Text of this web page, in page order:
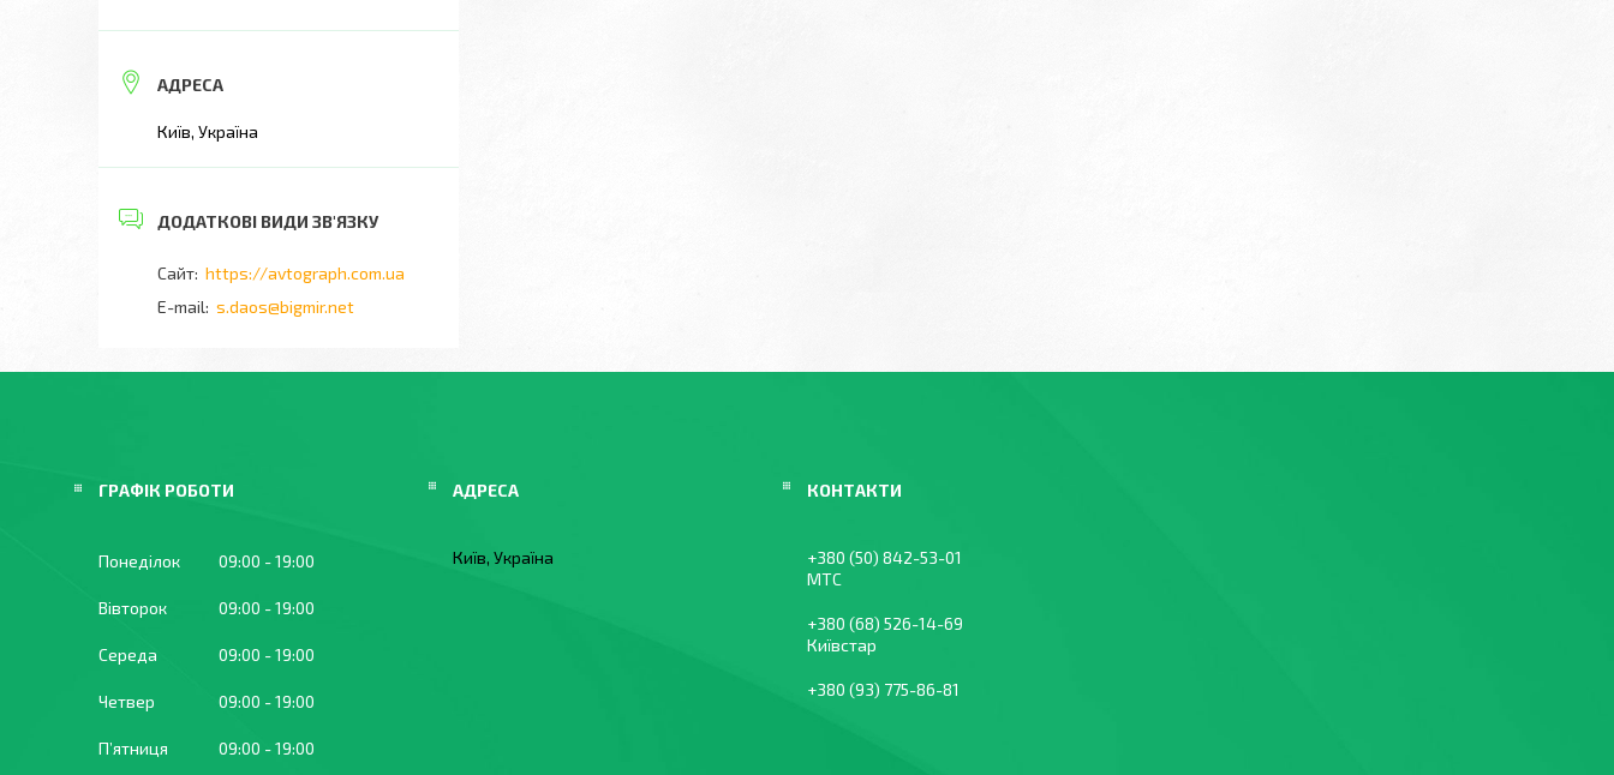
Київ, Україна
https://avtograph.com.ua
s.daos@bigmir.net
ГРАФІК РОБОТИ
Понеділок 09:00 19:00
Вівторок 09:00 19:00
Середа 09:00 19:00
Четвер 09:00 19:00
Пʼятниця 09:00 19:00
Київ, Україна
+380 (50) 842-53-01
МТС
+380 (68) 526-14-69
Київстар
+380 (93) 775-86-81